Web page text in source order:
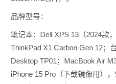
品牌型号：
笔记本：Dell XPS 13（2024款
ThinkPad X1 Carbon Gen 12；
Desktop TP01；MacBook Air
iPhone 15 Pro（下载镜像用）